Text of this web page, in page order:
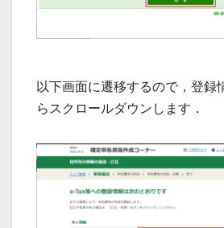
以下画面に遷移するので，登録
らスクロールダウンします．